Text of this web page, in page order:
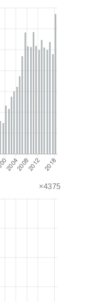
×4375